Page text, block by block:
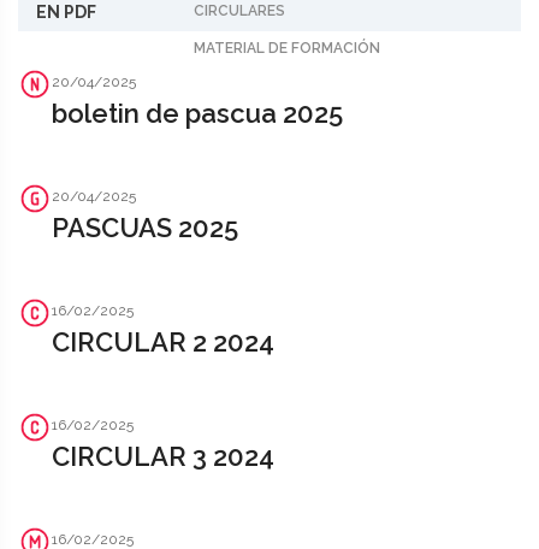
EN PDF
CIRCULARES
MATERIAL DE FORMACIÓN
20/04/2025
boletin de pascua 2025
20/04/2025
PASCUAS 2025
16/02/2025
CIRCULAR 2 2024
16/02/2025
CIRCULAR 3 2024
16/02/2025